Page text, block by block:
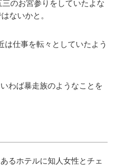
のお宮参りをしていたよな
ないかと。
は仕事を転々としていたよう
わば暴走族のようなことを
るホテルに知人女性とチェ